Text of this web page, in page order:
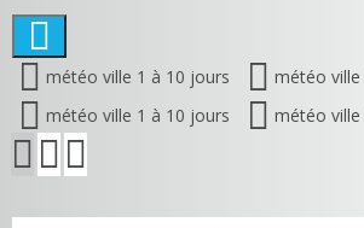
météo ville 1 à 10 jours météo
météo ville 1 à 10 jours
météo